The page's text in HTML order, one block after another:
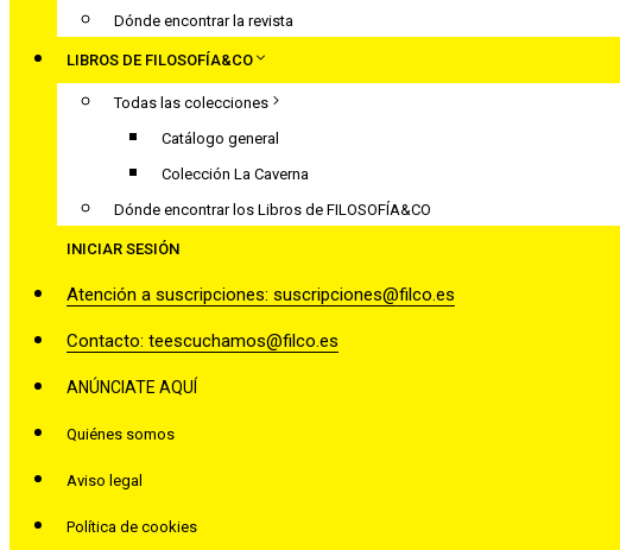
Dónde encontrar la revista
LIBROS DE FILOSOFÍA&CO
Todas las colecciones
Catálogo general
Colección La Caverna
Dónde encontrar los Libros de FILOSOFÍA&CO
INICIAR SESIÓN
Atención a suscripciones: suscripciones@filco.es
Contacto: teescuchamos@filco.es
ANÚNCIATE AQUÍ
Quiénes somos
Aviso legal
Política de cookies